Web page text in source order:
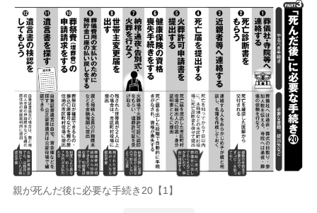
親が死んだ後に必要な手続き20【1】